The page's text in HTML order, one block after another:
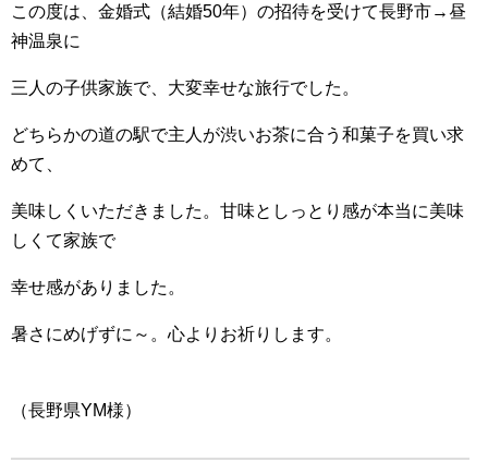
この度は、金婚式（結婚50年）の招待を受けて長野市→昼
神温泉に
三人の子供家族で、大変幸せな旅行でした。
どちらかの道の駅で主人が渋いお茶に合う和菓子を買い求
めて、
美味しくいただきました。甘味としっとり感が本当に美味
しくて家族で
幸せ感がありました。
暑さにめげずに～。心よりお祈りします。
（長野県YM様）